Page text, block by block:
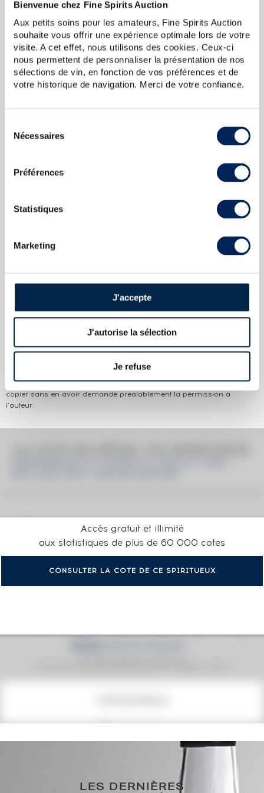
Bienvenue chez Fine Spirits Auction
Aux petits soins pour les amateurs, Fine Spirits Auction
souhaite vous offrir une expérience optimale lors de votre
visite. A cet effet, nous utilisons des cookies. Ceux-ci
nous permettent de personnaliser la présentation de nos
sélections de vin, en fonction de vos préférences et de
votre historique de navigation. Merci de votre confiance.
Nécessaires
Préférences
Statistiques
Marketing
J'accepte
J'autorise la sélection
Je refuse
profite pour changer son flacon.
A PROPOS DE LA CUVÉE
Edition 2021 du Springbank 25 ans composée de 75% de
whiskies élevés en fûts de sherry, 15% en fût de bourbon et
15% en fûts de rhum. Edition limitée à 2 400 bouteilles.
Release Strength Collection
Springbank 16 years 1992 Berry
Springbank 16 years 1996 The Stillman Sherry
Springbank 12 years 2000 Of. Calvados Wood One of 9420
bottled 2012 Expressions
Pays/région :
Couleur : Ambré
Les informations publiées ci-dessus présentent les caractéristiques
Elles ne sont pas spécifiques au millésime.
Attention, ce texte est protégé par un droit d'auteur. Il est interdit de le
copier sans en avoir demandé préalablement la permission à
l'auteur.
Accès gratuit et illimité
aux statistiques de plus de 60 000 cotes
CONSULTER LA COTE DE CE SPIRITUEUX
944€
(plus haut annuel)
LES DERNIÈRES